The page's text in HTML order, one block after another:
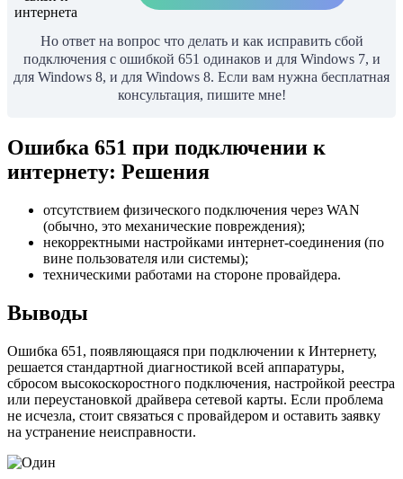
Но ответ на вопрос что делать и как исправить сбой
подключения с ошибкой 651 одинаков и для Windows 7, и
для Windows 8, и для Windows 8. Если вам нужна бесплатная
консультация, пишите мне!
Ошибка 651 при подключении к
интернету: Решения
отсутствием физического подключения через WAN
(обычно, это механические повреждения);
некорректными настройками интернет-соединения (по
вине пользователя или системы);
техническими работами на стороне провайдера.
Выводы
Ошибка 651, появляющаяся при подключении к Интернету,
решается стандартной диагностикой всей аппаратуры,
сбросом высокоскоростного подключения, настройкой реестра
или переустановкой драйвера сетевой карты. Если проблема
не исчезла, стоит связаться с провайдером и оставить заявку
на устранение неисправности.